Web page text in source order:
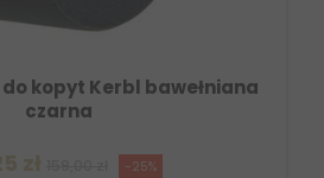
kopyt Kerbl bawełniana
czarna
-25%